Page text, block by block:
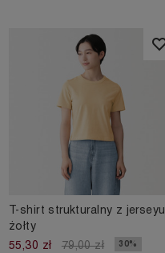
T-shirt strukturalny z jerseyu
żołty
55,30 zł
79,00 zł 30%